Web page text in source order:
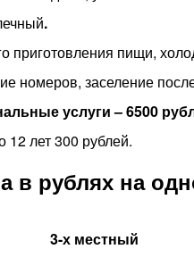
.
приготовления пищи,
номеров, заселение
услуги – 6500
12 лет 300 рублей.
в рублях на
3-х местный